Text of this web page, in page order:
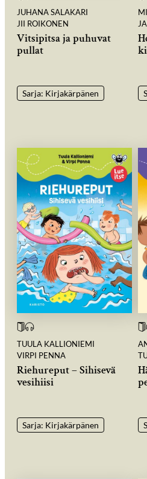
JUHANA SALAKARI
JII ROIKONEN
Vitsipitsa ja puhuvat
pullat
Sarja: Kirjakärpänen
TUULA KALLIONIEMI
VIRPI PENNA
Riehureput – Sihisevä
vesihiisi
Sarja: Kirjakärpänen